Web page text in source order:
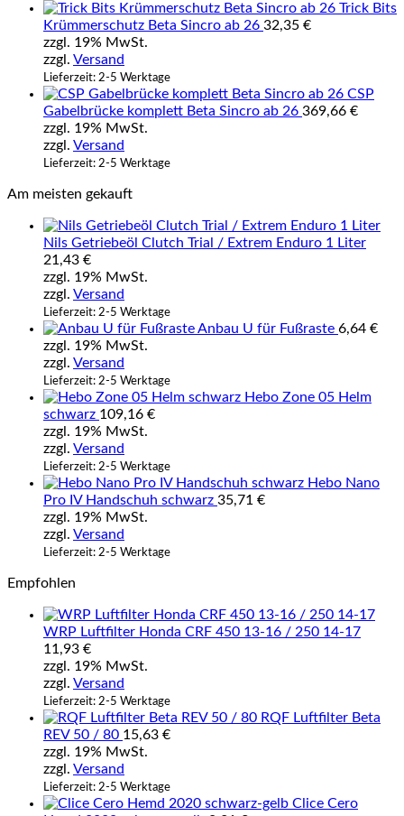
Trick Bits
Krümmerschutz Beta Sincro ab 26 32,35 €
zzgl. 19% MwSt.
zzgl. Versand
Lieferzeit: 2-5 Werktage
CSP
Gabelbrücke komplett Beta Sincro ab 26 369,66 €
zzgl. 19% MwSt.
zzgl. Versand
Lieferzeit: 2-5 Werktage
Am meisten gekauft
Nils Getriebeöl Clutch Trial / Extrem Enduro 1 Liter
21,43 €
zzgl. 19% MwSt.
zzgl. Versand
Lieferzeit: 2-5 Werktage
Anbau U für Fußraste 6,64 €
zzgl. 19% MwSt.
zzgl. Versand
Lieferzeit: 2-5 Werktage
Hebo Zone 05 Helm
schwarz 109,16 €
zzgl. 19% MwSt.
zzgl. Versand
Lieferzeit: 2-5 Werktage
Hebo Nano
Pro IV Handschuh schwarz 35,71 €
zzgl. 19% MwSt.
zzgl. Versand
Lieferzeit: 2-5 Werktage
Empfohlen
WRP Luftfilter Honda CRF 450 13-16 / 250 14-17
11,93 €
zzgl. 19% MwSt.
zzgl. Versand
Lieferzeit: 2-5 Werktage
RQF Luftfilter Beta
REV 50 / 80 15,63 €
zzgl. 19% MwSt.
zzgl. Versand
Lieferzeit: 2-5 Werktage
Clice Cero